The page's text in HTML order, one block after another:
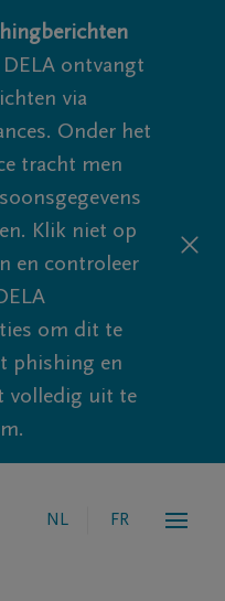
DELA ontvangt
via
Onder het
tracht men
Klik niet op
en controleer
om dit te
phishing en
volledig uit te
NL FR